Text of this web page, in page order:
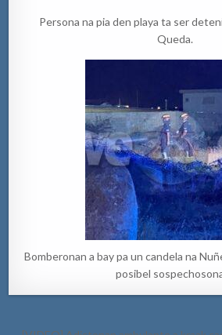
Persona na pia den playa ta ser
Queda.
Bomberonan a bay pa un candela na
posibel